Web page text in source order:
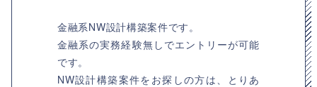
金融系NW設計構築案件です。
金融系の実務経験無しでエントリーが可能
です。
NW設計構築案件をお探しの方は、とりあ